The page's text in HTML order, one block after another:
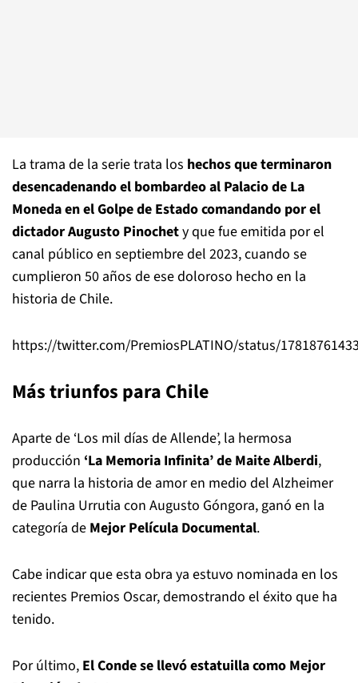
La trama de la serie trata los hechos que terminaron
desencadenando el bombardeo al Palacio de La
Moneda en el Golpe de Estado comandando por el
dictador Augusto Pinochety que fue emitida por el
canal público en septiembre del 2023, cuando se
cumplieron 50 años de ese doloroso hecho en la
historia de Chile.
https://twitter.com/PremiosPLATINO/status/
Más triunfos para Chile
Aparte de ‘Los mil días de Allende’, la hermosa
producción ‘La Memoria Infinita’ de Maite Alberdi,
que narra la historia de amor en medio del Alzheimer
de Paulina Urrutia con Augusto Góngora, ganó en la
categoría de Mejor Película Documental.
Cabe indicar que esta obra ya estuvo nominada en los
recientes Premios Oscar, demostrando el éxito que ha
tenido.
Por último, El Conde se llevó estatuilla como Mejor